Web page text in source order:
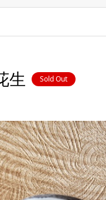
生 Sold Out